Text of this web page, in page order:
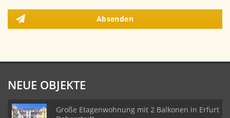
Absenden
NEUE OBJEKTE
Große Etagenwohnung mit 2 Balkonen in Erfurt